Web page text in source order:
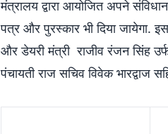
मंत्रालय द्वारा आयोजित अपने
पत्र और पुरस्कार भी दिया जायेगा.
और डेयरी मंत्री राजीव रंजन सिंह
पंचायती राज सचिव विवेक भारद्वाज